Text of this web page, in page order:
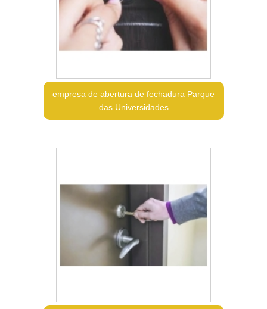
empresa de abertura de fechadura Parque
das Universidades